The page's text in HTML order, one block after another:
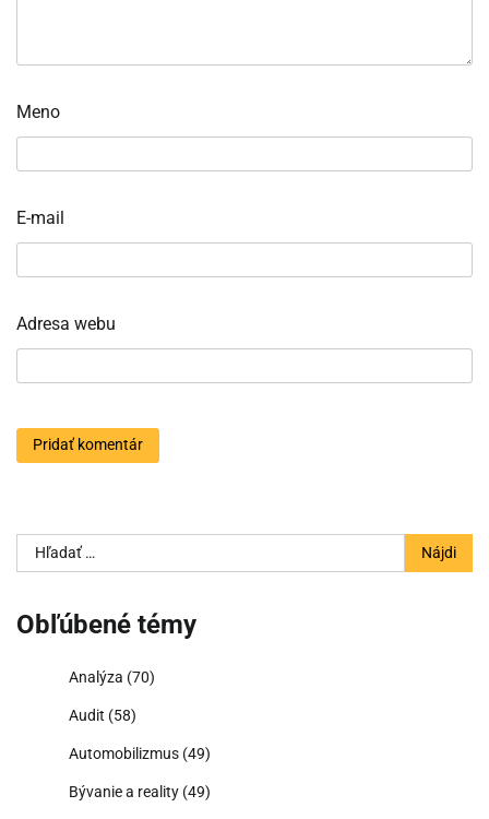
Meno
E-mail
Adresa webu
Hľadať:
Obľúbené témy
Analýza (70)
Audit (58)
Automobilizmus (49)
Bývanie a reality (49)